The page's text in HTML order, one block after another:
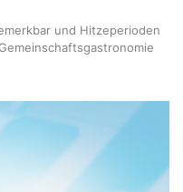
und Hitzeperioden